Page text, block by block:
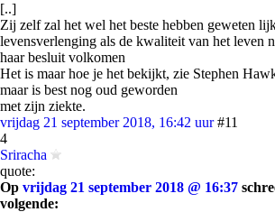
[..]
Zij zelf zal het wel het beste hebben geweten
levensverlenging als de kwaliteit van het leven
haar besluit volkomen
Het is maar hoe je het bekijkt, zie Stephen
maar is best nog oud geworden
met zijn ziekte.
vrijdag 21 september 2018, 16:42 uur #11
4
Sriracha
quote:
Op vrijdag 21 september 2018 @ 16:37
volgende: